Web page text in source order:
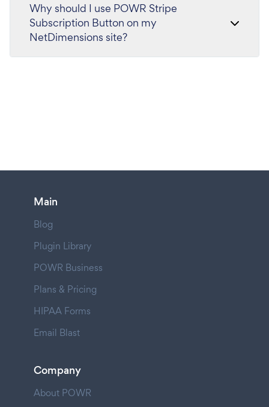
Why should I use POWR Stripe
Subscription Button on my
NetDimensions site?
Main
Blog
Plugin Library
POWR Business
Plans & Pricing
HIPAA Forms
Email Blast
Company
About POWR